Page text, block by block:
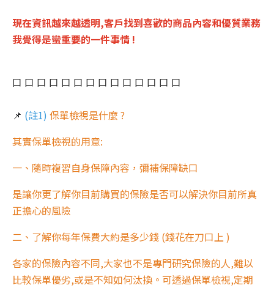
現在資訊越來越透明,客戶找到喜歡的商品內容和優質業務
我覺得是蠻重要的一件事情 !
口 口 口 口 口 口 口 口 口 口 口 口 口 口
📌 (註1) 保單檢視是什麼 ?
其實保單檢視的用意:
一、隨時複習自身保障內容，彌補保障缺口
是讓你更了解你目前購買的保險是否可以解決你目前所真
正擔心的風險
二、了解你每年保費大約是多少錢 (錢花在刀口上 )
各家的保險內容不同,大家也不是專門研究保險的人,難以
比較保單優劣,或是不知如何汰換。可透過保單檢視,定期